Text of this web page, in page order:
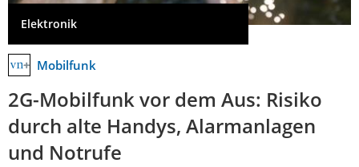
Elektronik
Mobilfunk
2G-Mobilfunk vor dem Aus: Risiko
durch alte Handys, Alarmanlagen
und Notrufe